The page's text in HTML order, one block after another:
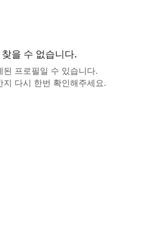
을 수 없습니다.
된 프로필일 수 있습니다.
지 다시 한번 확인해주세요.